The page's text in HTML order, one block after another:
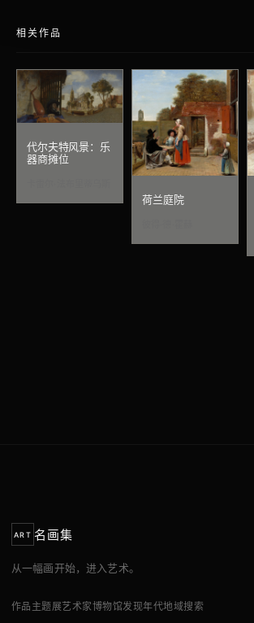
相关作品
代尔夫特风景：乐
器商摊位
荷兰庭院
ART 名画集
从一幅画开始，进入艺术。
作品 主题展艺术家博物馆发现年代地域搜索